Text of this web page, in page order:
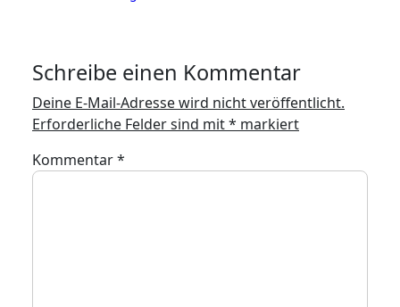
Schreibe einen Kommentar
Deine E-Mail-Adresse wird nicht veröffentlicht.
Erforderliche Felder sind mit* markiert
Kommentar*